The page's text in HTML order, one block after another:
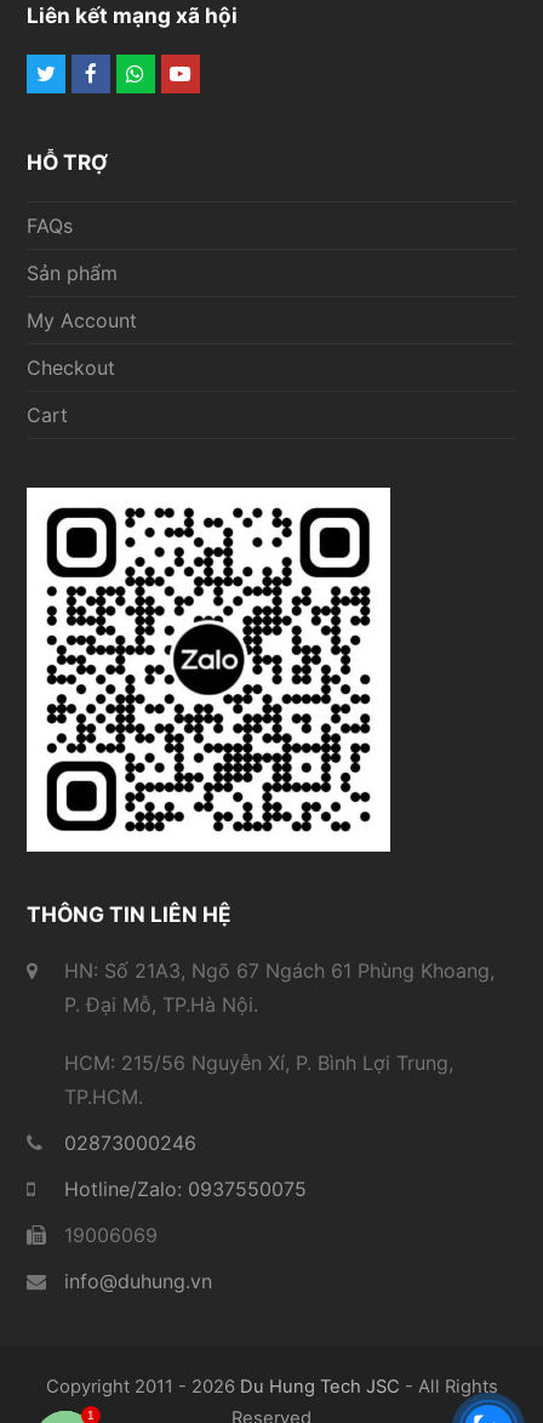
Liên kết mạng xã hội
TwitterFacebook
Whatsapp
Youtube
HỖ TRỢ
FAQs
Sản phẩm
My Account
Checkout
Cart
THÔNG TIN LIÊN HỆ
HN: Số 21A3, Ngõ 67 Ngách 61 Phùng Khoang,
P. Đại Mỗ, TP.Hà Nội.
HCM: 215/56 Nguyễn Xí, P. Bình Lợi Trung,
TP.HCM.
02873000246
Hotline/Zalo: 0937550075
19006069
info@duhung.vn
Copyright 2011 - 2026 Du Hung Tech JSC - All Rights
Reserved
1